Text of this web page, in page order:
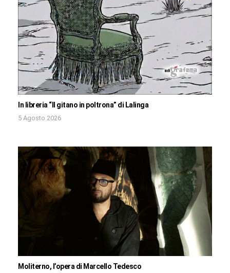
In libreria “Il gitano in poltrona” di Lalinga
5 Agosto 2026
Moliterno, l’opera di Marcello Tedesco